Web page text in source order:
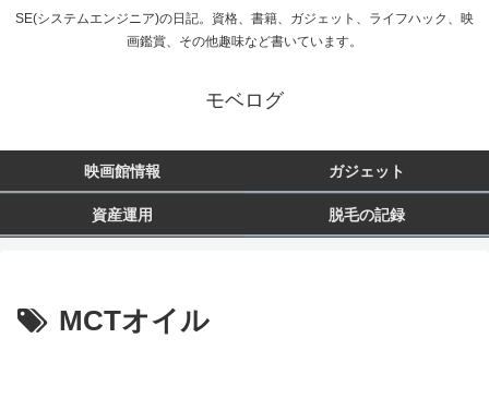
SE(システムエンジニア)の日記。資格、書籍、ガジェット、ライフハック、映
画鑑賞、その他趣味など書いています。
モベログ
映画館情報 ガジェット
資産運用 脱毛の記録
MCTオイル